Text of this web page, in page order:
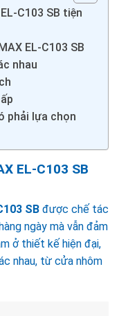
C103 SB tiện
EL-C103 SB
nhau
phải lựa chọn
EL-C103 SB
SB được chế tác
ngày mà vẫn đảm
ở thiết kế hiện đại,
nhau, từ cửa nhôm